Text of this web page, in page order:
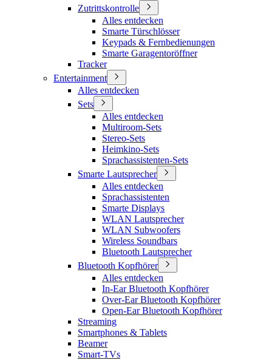
Zutrittskontrolle
Alles entdecken
Smarte Türschlösser
Keypads & Fernbedienungen
Smarte Garagentoröffner
Tracker
Entertainment
Alles entdecken
Sets
Alles entdecken
Multiroom-Sets
Stereo-Sets
Heimkino-Sets
Sprachassistenten-Sets
Smarte Lautsprecher
Alles entdecken
Sprachassistenten
Smarte Displays
WLAN Lautsprecher
WLAN Subwoofers
Wireless Soundbars
Bluetooth Lautsprecher
Bluetooth Kopfhörer
Alles entdecken
In-Ear Bluetooth Kopfhörer
Over-Ear Bluetooth Kopfhörer
Open-Ear Bluetooth Kopfhörer
Streaming
Smartphones & Tablets
Beamer
Smart-TVs